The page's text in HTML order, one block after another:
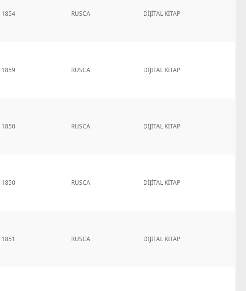
1854 RUSCA DİJİTAL KİTAP
1859 RUSCA DİJİTAL KİTAP
1850 RUSCA DİJİTAL KİTAP
1850 RUSCA DİJİTAL KİTAP
1851 RUSCA DİJİTAL KİTAP